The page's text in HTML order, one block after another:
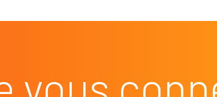
vous